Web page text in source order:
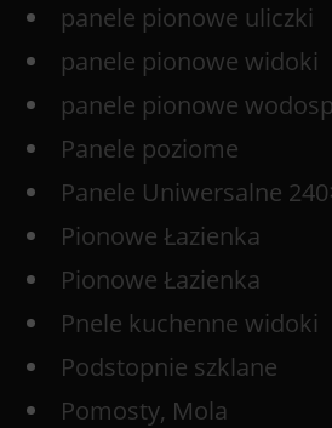
panele pionowe uliczki
panele pionowe widoki
panele pionowe
Panele poziome
Panele Uniwersalne
Pionowe Łazienka
Pionowe Łazienka
Pnele kuchenne widoki
Podstopnie szklane
Pomosty, Mola